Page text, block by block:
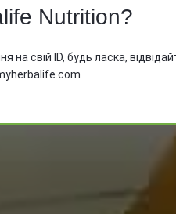
Nutrition?
на свій ID, будь ласка,
очікуйте на
на продукти